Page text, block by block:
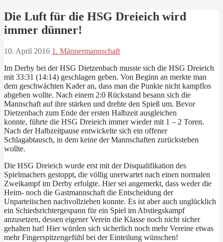
Die Luft für die HSG Dreieich wird
immer dünner!
10. April 2016 1. Männermannschaft
Im Derby bei der HSG Dietzenbach musste sich die HSG Dreieich
mit 33:31 (14:14) geschlagen geben. Von Beginn an merkte man
dem geschwächten Kader an, dass man die Punkte nicht kampflos
abgeben wollte. Nach einem 2:0 Rückstand besann sich die
Mannschaft auf ihre stärken und drehte den Spieß um. Bevor
Dietzenbach zum Ende der ersten Halbzeit ausgleichen
konnte, führte die HSG Dreieich immer wieder mit 1 – 2 Toren.
Nach der Halbzeitpause entwickelte sich ein offener
Schlagabtausch, in dem keine der Mannschaften zurückstehen
wollte.
Die HSG Dreieich wurde erst mit der Disqualifikation des
Spielmachers gestoppt, die völlig unerwartet nach einen normalen
Zweikampf im Derby erfolgte. Hier sei angemerkt, dass weder die
Heim- noch die Gastmannschaft die Entscheidung der
Unparteiischen nachvollziehen konnte. Es ist aber auch unglücklich
ein Schiedsrichtergespann für ein Spiel im Abstiegskampf
anzusetzen, dessen eigener Verein die Klasse noch nicht sicher
gehalten hat! Hier würden sich sicherlich noch mehr Vereine etwas
mehr Fingerspitzengefühl bei der Einteilung wünschen!